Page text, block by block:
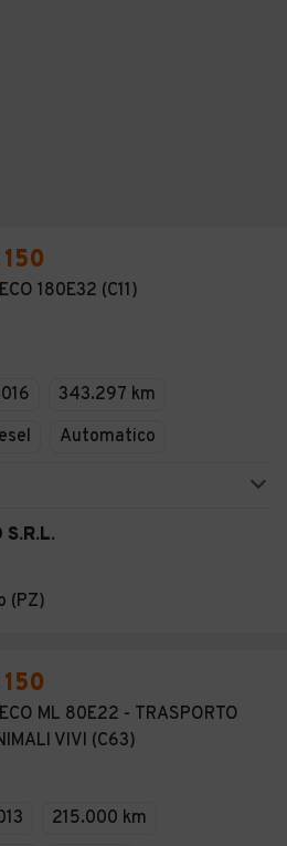
180E32 (C11)
343.297 km
Automatico
S.R.L.
(PZ)
ML 80E22 - TRASPORTO
VIVI (C63)
215.000 km